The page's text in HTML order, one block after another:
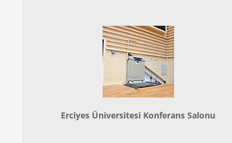
Erciyes Üniversitesi Konferans Salonu